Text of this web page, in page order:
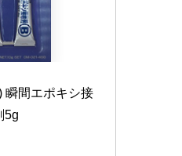
瞬間エポキシ接
5g